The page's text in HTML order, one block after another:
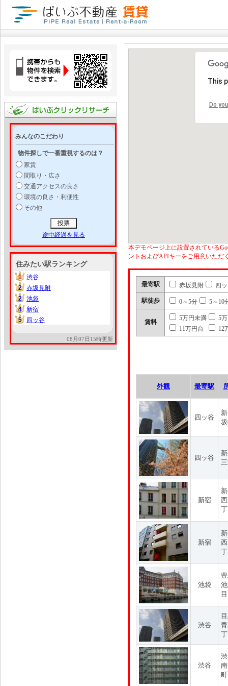
みんなのこだわり
物件探しで一番重視するのは？
家賃
間取り・広さ
交通アクセスの良さ
環境の良さ・利便性
その他
途中経過を見る
住みたい駅ランキング
1
1
渋谷
2
2
赤坂見附
2
2
池袋
4
4
新宿
5
5 四ッ谷
08月07日15時更新
This
Do
本デモページ上に設置されている
ントおよびAPIキーをご用意いただ
最寄駅 赤坂見附 四
駅徒歩 0～5分 5～10
賃料
5万円未満
5
11万円台
12
外観 最寄駅
四ッ谷
四ッ谷
新宿
新宿
池袋
渋谷
渋谷